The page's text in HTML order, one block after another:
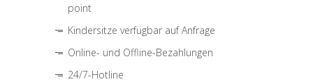
point
Kindersitze verfügbar auf Anfrage
Online- und Offline-Bezahlungen
24/7-Hotline